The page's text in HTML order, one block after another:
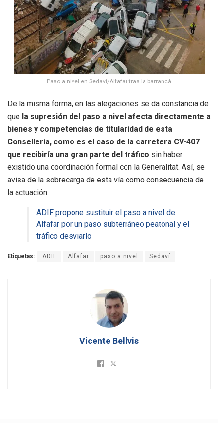
Paso a nivel en Sedaví/Alfafar tras la barrancà
De la misma forma, en las alegaciones se da constancia de
que la supresión del paso a nivel afecta directamente a
bienes y competencias de titularidad de esta
Conselleria, como es el caso de la carretera CV-407
que recibiría una gran parte del tráfico sin haber
existido una coordinación formal con la Generalitat. Así, se
avisa de la sobrecarga de esta vía como consecuencia de
la actuación.
ADIF propone sustituir el paso a nivel de
Alfafar por un paso subterráneo peatonal y el
tráfico desviarlo
Etiquetas: ADIF Alfafar paso a nivel Sedaví
Vicente Bellvis